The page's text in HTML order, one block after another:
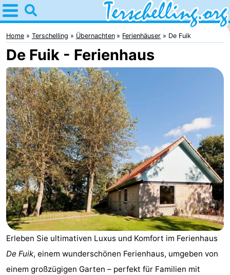
Home
Terschelling
Tipps
Für
kindern
Dörfer
Natur
Jugend
Übernachten
Appartements
-
Elements
-
Kaap
-
Home Terschelling Übernachten Ferienhäuser De Fuik
De Fuik - Ferienhaus
Erleben Sie ultimativen Luxus und Komfort im Ferienhaus
De Fuik, einem wunderschönen Ferienhaus, umgeben von
einem großzügigen Garten – perfekt für Familien mit